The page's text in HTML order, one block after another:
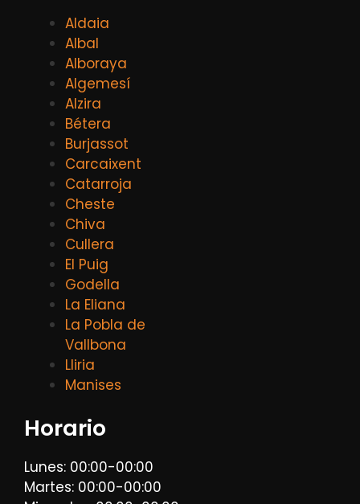
Aldaia
Albal
Alboraya
Algemesí
Alzira
Bétera
Burjassot
Carcaixent
Catarroja
Cheste
Chiva
Cullera
El Puig
Godella
La Eliana
La Pobla de
Vallbona
Lliria
Manises
Horario
Lunes: 00:00-00:00
Martes: 00:00-00:00